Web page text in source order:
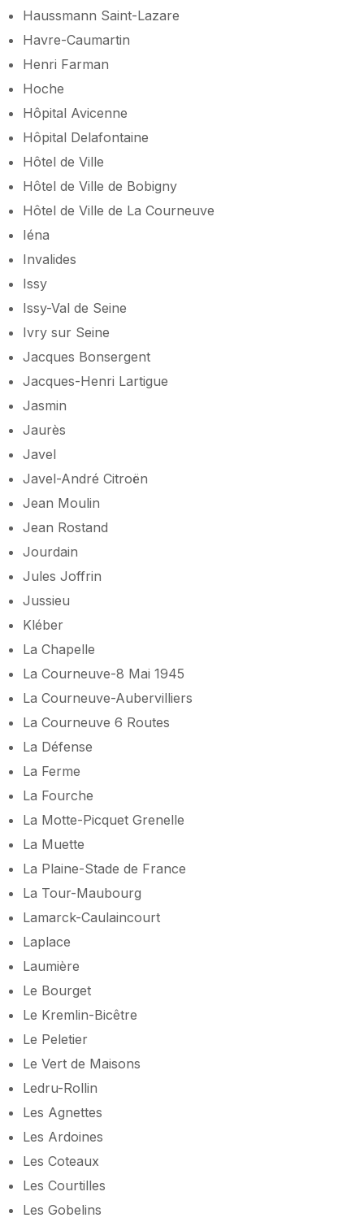
Haussmann Saint-Lazare
Havre-Caumartin
Henri Farman
Hoche
Hôpital Avicenne
Hôpital Delafontaine
Hôtel de Ville
Hôtel de Ville de Bobigny
Hôtel de Ville de La Courneuve
Iéna
Invalides
Issy
Issy-Val de Seine
Ivry sur Seine
Jacques Bonsergent
Jacques-Henri Lartigue
Jasmin
Jaurès
Javel
Javel-André Citroën
Jean Moulin
Jean Rostand
Jourdain
Jules Joffrin
Jussieu
Kléber
La Chapelle
La Courneuve-8 Mai 1945
La Courneuve-Aubervilliers
La Courneuve 6 Routes
La Défense
La Ferme
La Fourche
La Motte-Picquet Grenelle
La Muette
La Plaine-Stade de France
La Tour-Maubourg
Lamarck-Caulaincourt
Laplace
Laumière
Le Bourget
Le Kremlin-Bicêtre
Le Peletier
Le Vert de Maisons
Ledru-Rollin
Les Agnettes
Les Ardoines
Les Coteaux
Les Courtilles
Les Gobelins